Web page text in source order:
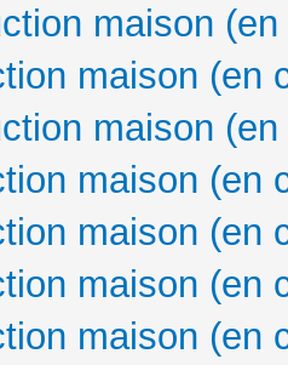
maison
maison (en
maison
maison (en
maison (en
maison (en
maison (en